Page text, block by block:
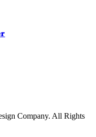
Company. All Rights